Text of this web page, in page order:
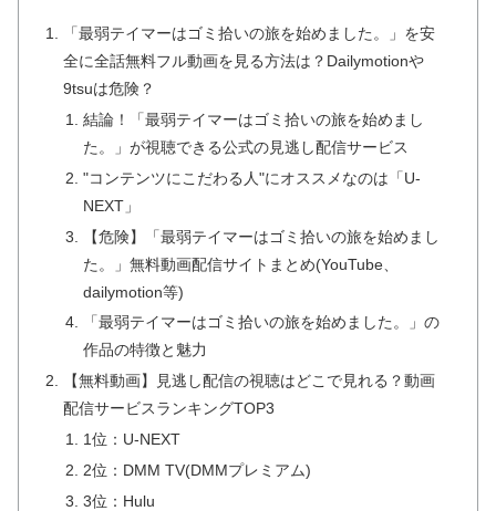
「最弱テイマーはゴミ拾いの旅を始めました。」を安
全に全話無料フル動画を見る方法は？Dailymotionや
9tsuは危険？
結論！「最弱テイマーはゴミ拾いの旅を始めまし
た。」が視聴できる公式の見逃し配信サービス
"コンテンツにこだわる人"にオススメなのは「U-
NEXT」
【危険】「最弱テイマーはゴミ拾いの旅を始めまし
た。」無料動画配信サイトまとめ(YouTube、
dailymotion等)
「最弱テイマーはゴミ拾いの旅を始めました。」の
作品の特徴と魅力
【無料動画】見逃し配信の視聴はどこで見れる？動画
配信サービスランキングTOP3
1位：U-NEXT
2位：DMM TV(DMMプレミアム)
3位：Hulu